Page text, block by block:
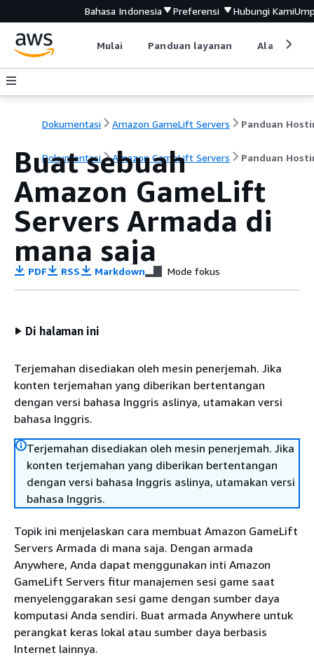
Bahasa Indonesia Preferensi Hubungi Kami
Mulai Panduan layanan Alat
Dokumentasi Amazon GameLift Servers Panduan
Dokumentasi Amazon GameLift Servers Panduan
Buat sebuah
Amazon GameLift
Servers Armada di
mana saja
PDF RSS Markdown Mode fokus
Di halaman ini
Terjemahan disediakan oleh mesin penerjemah. Jika
konten terjemahan yang diberikan bertentangan
dengan versi bahasa Inggris aslinya, utamakan versi
bahasa Inggris.
Terjemahan disediakan oleh mesin penerjemah. Jika
konten terjemahan yang diberikan bertentangan
dengan versi bahasa Inggris aslinya, utamakan versi
bahasa Inggris.
Topik ini menjelaskan cara membuat Amazon GameLift
Servers Armada di mana saja. Dengan armada
Anywhere, Anda dapat menggunakan inti Amazon
GameLift Servers fitur manajemen sesi game saat
menyelenggarakan sesi game dengan sumber daya
komputasi Anda sendiri. Buat armada Anywhere untuk
perangkat keras lokal atau sumber daya berbasis
Internet lainnya.